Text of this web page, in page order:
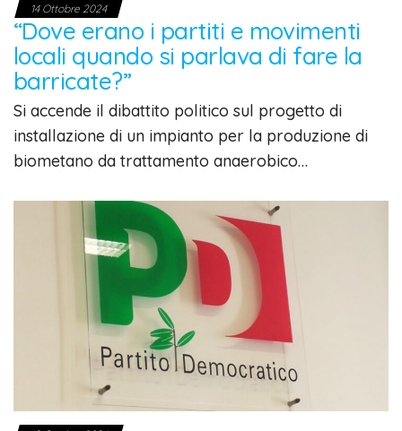
14 Ottobre 2024
“Dove erano i partiti e movimenti
locali quando si parlava di fare la
barricate?”
Si accende il dibattito politico sul progetto di
installazione di un impianto per la produzione di
biometano da trattamento anaerobico…